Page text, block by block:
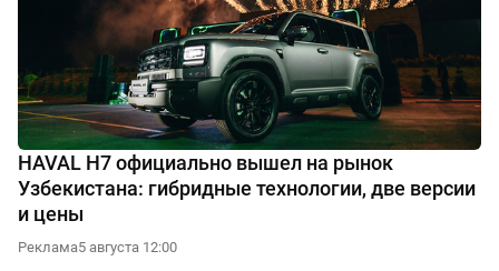
HAVAL H7 официально вышел на рынок
Узбекистана: гибридные технологии, две версии
и цены
Реклама5 августа 12:00